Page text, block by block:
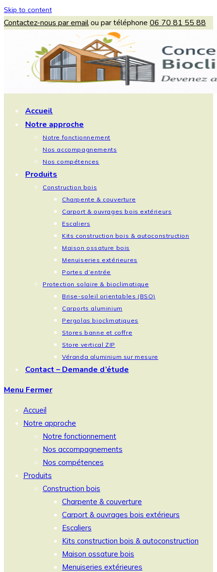
Skip to content
Contactez-nous par emailou par téléphone 06 70 81 55 88
Accueil
Notre approche
Notre fonctionnement
Nos accompagnements
Nos compétences
Produits
Construction bois
Charpente & couverture
Carport & ouvrages bois extérieurs
Escaliers
Kits construction bois & autoconstruction
Maison ossature bois
Menuiseries extérieures
Portes d’entrée
Protection solaire & bioclimatique
Brise-soleil orientables (BSO)
Carports aluminium
Pergolas bioclimatiques
Stores banne et coffre
Store vertical ZIP
Véranda aluminium sur mesure
Contact – Demande d’étude
Menu Fermer
Accueil
Notre approche
Notre fonctionnement
Nos accompagnements
Nos compétences
Produits
Construction bois
Charpente & couverture
Carport & ouvrages bois extérieurs
Escaliers
Kits construction bois & autoconstruction
Maison ossature bois
Menuiseries extérieures